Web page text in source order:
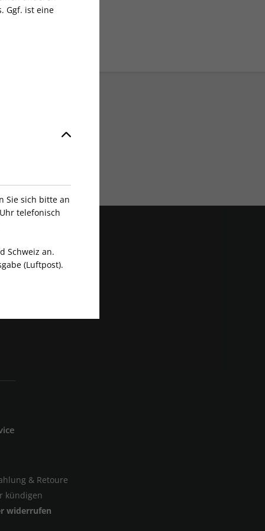
& Retoure
kündigen
widerrufen
Ggf. ist eine
Sie sich bitte an
telefonisch
Schweiz an.
(Luftpost).